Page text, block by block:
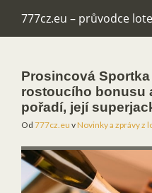
777cz.eu – průvodce
Prosincová
rostoucího bonusu
pořadí, její
Od 777cz.eu vNovinky a zprávy z